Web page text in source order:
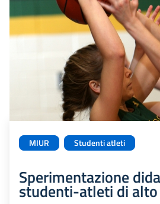
MIUR Studenti atleti
Sperimentazione
studenti-atleti di